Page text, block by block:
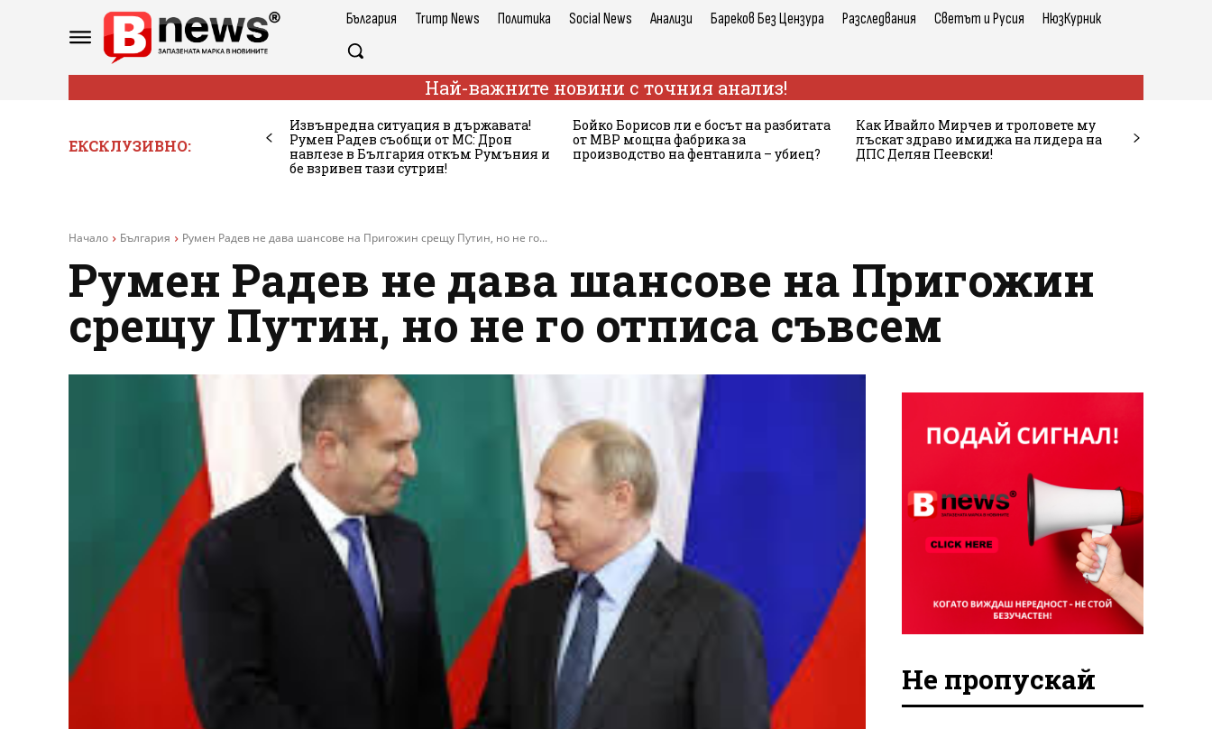
България Trump News Политика Social News Анализи Бареков Без Цензура Разследвания Светът и Русия НюзКурник
Най-важните новини с точния анализ!
ЕКСКЛУЗИВНО:
Извънредна ситуация в държавата!
Румен Радев съобщи от МС: Дрон
навлезе в България откъм Румъния и
бе взривен тази сутрин!
Бойко Борисов ли е босът на разбитата
от МВР мощна фабрика за
производство на фентанила – убиец?
Как Ивайло Мирчев и троловете му
лъскат здраво имиджа на лидера на
ДПС Делян Пеевски!
Начало България Румен Радев не дава шансове на Пригожин срещу Путин, но не го...
Румен Радев не дава шансове на Пригожин
срещу Путин, но не го отписа съвсем
Не пропускай